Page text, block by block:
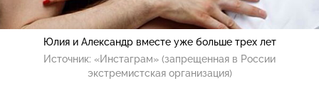
Юлия и Александр вместе уже больше трех лет
Источник: «Инстаграм» (запрещенная в России
экстремистская организация)